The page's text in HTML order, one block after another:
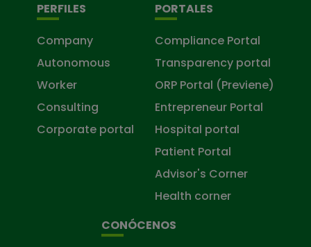
PERFILES
Company
Autonomous
Worker
Consulting
Corporate portal
PORTALES
Compliance Portal
Transparency portal
ORP Portal (Previene)
Entrepreneur Portal
Hospital portal
Patient Portal
Advisor's Corner
Health corner
CONÓCENOS